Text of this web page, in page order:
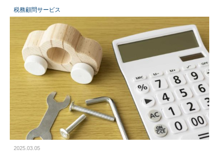
税務顧問サービス
2025.03.05